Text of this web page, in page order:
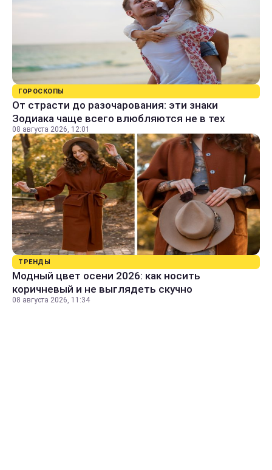
ГОРОСКОПЫ
От страсти до разочарования: эти знаки
Зодиака чаще всего влюбляются не в тех
08 августа 2026, 12:01
ТРЕНДЫ
Модный цвет осени 2026: как носить
коричневый и не выглядеть скучно
08 августа 2026, 11:34